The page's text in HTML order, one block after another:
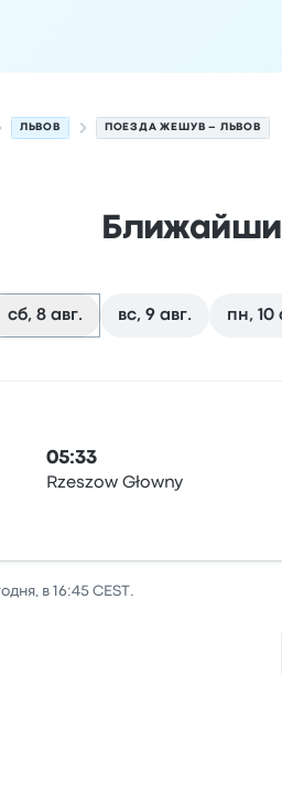
ЛЬВОВ ПОЕЗДА ЖЕШУВ – ЛЬВОВ
сб, 8 авг. вс, 9 авг. пн, 10
05:33
Rzeszow Głowny
в 16:45 CEST.